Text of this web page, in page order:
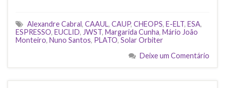
Alexandre Cabral, CAAUL, CAUP, CHEOPS, E-ELT, ESA,
ESPRESSO, EUCLID, JWST, Margarida Cunha, Mário João
Monteiro, Nuno Santos, PLATO, Solar Orbiter
Deixe um Comentário